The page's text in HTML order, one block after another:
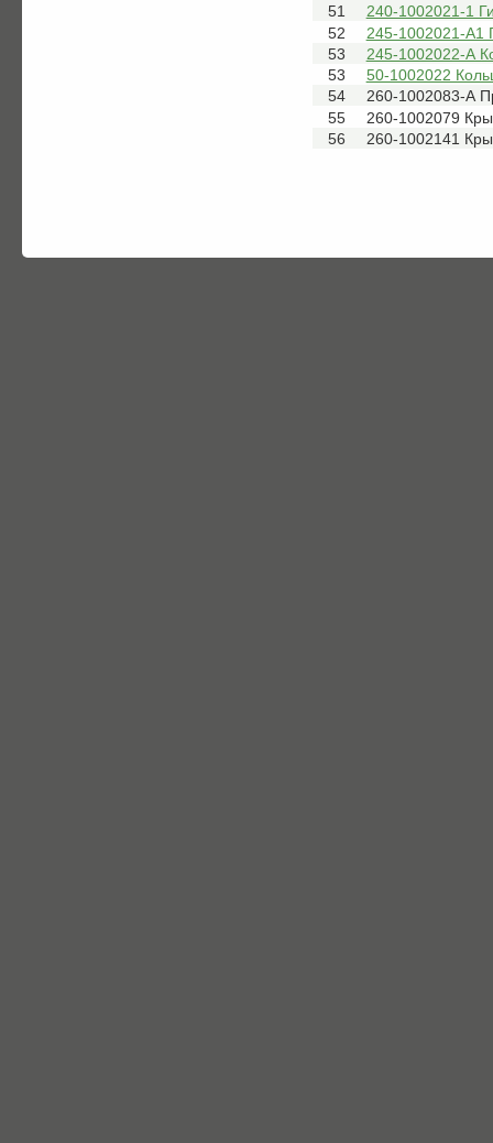
51
240-1002021-1
52
245-1002021-А1
53
245-1002022-А
53
50-1002022
54
260-1002083-А
55
260-1002079
56
260-1002141